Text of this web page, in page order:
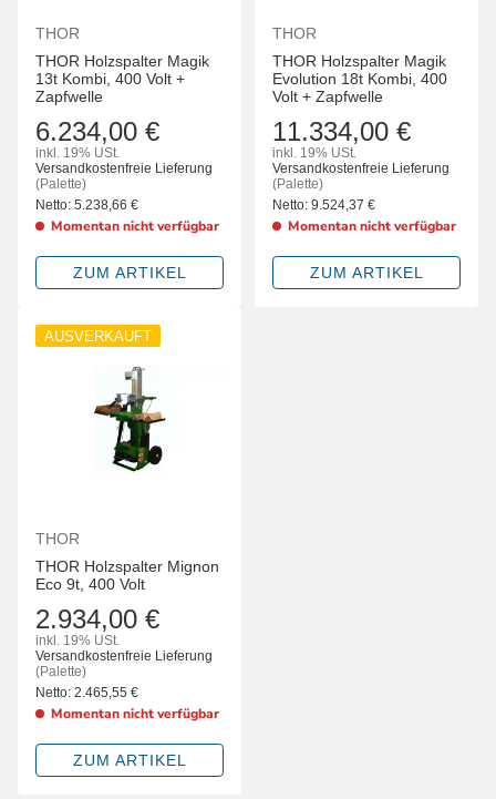
THOR
THOR Holzspalter Magik
13t Kombi, 400 Volt +
Zapfwelle
6.234,00 €
inkl. 19% USt.
Versandkostenfreie Lieferung
(Palette)
Netto: 5.238,66 €
Momentan nicht verfügbar
ZUM ARTIKEL
THOR
THOR Holzspalter Magik
Evolution 18t Kombi, 400
Volt + Zapfwelle
11.334,00 €
inkl. 19% USt.
Versandkostenfreie Lieferung
(Palette)
Netto: 9.524,37 €
Momentan nicht verfügbar
ZUM ARTIKEL
AUSVERKAUFT
THOR
THOR Holzspalter Mignon
Eco 9t, 400 Volt
2.934,00 €
inkl. 19% USt.
Versandkostenfreie Lieferung
(Palette)
Netto: 2.465,55 €
Momentan nicht verfügbar
ZUM ARTIKEL